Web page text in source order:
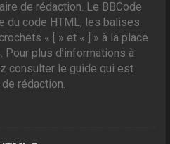
de rédaction. Le BBCode
du code HTML, les balises
« [ » et « ] » à la place
Pour plus d’informations à
consulter le guide qui est
rédaction.